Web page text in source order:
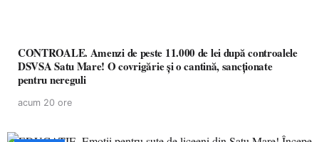
CONTROALE. Amenzi de peste 11.000 de lei după controalele
DSVSA Satu Mare! O covrigărie și o cantină, sancționate
pentru nereguli
acum 20 ore